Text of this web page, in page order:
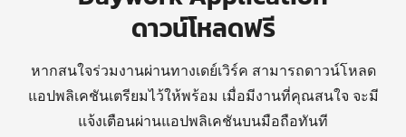
ดาวน์โหลดฟรี
หากสนใจร่วมงานผ่านทางเดย์เวิร์ค สามารถดาวน์โหลด
แอปพลิเคชันเตรียมไว้ให้พร้อม เมื่อมีงานที่คุณสนใจ จะมี
แจ้งเตือนผ่านแอปพลิเคชันบนมือถือทันที